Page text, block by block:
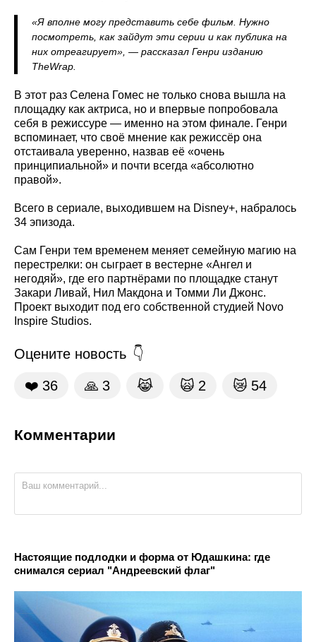
«Я вполне могу представить себе фильм. Нужно
посмотреть, как зайдут эти серии и как публика на
них отреагирует», — рассказал Генри изданию
TheWrap.
В этот раз Селена Гомес не только снова вышла на
площадку как актриса, но и впервые попробовала
себя в режиссуре — именно на этом финале. Генри
вспоминает, что своё мнение как режиссёр она
отстаивала уверенно, назвав её «очень
принципиальной» и почти всегда «абсолютно
правой».
Всего в сериале, выходившем на Disney+, набралось
34 эпизода.
Сам Генри тем временем меняет семейную магию на
перестрелки: он сыграет в вестерне «Ангел и
негодяй», где его партнёрами по площадке станут
Закари Ливай, Нил Макдона и Томми Ли Джонс.
Проект выходит под его собственной студией Novo
Inspire Studios.
Оцените новость
❤️ 36 🙏 3 😹 🙀 2 😿 54
Комментарии
Настоящие подлодки и форма от Юдашкина: где
снимался сериал "Андреевский флаг"